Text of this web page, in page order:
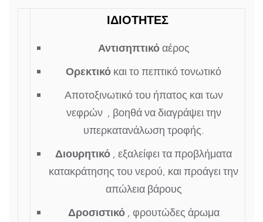
ΙΔΙΟΤΗΤΕΣ
Αντισηπτικόαέρος
Ορεκτικό και το πεπτικό τονωτικό
Αποτοξινωτικό του ήπατος και των
νεφρών , βοηθά να διαγράψει την
υπερκατανάλωση τροφής.
Διουρητικό , εξαλείφει τα προβλήματα
κατακράτησης του νερού, και προάγει την
απώλεια βάρους
Δροσιστικό, φρουτώδες άρωμα